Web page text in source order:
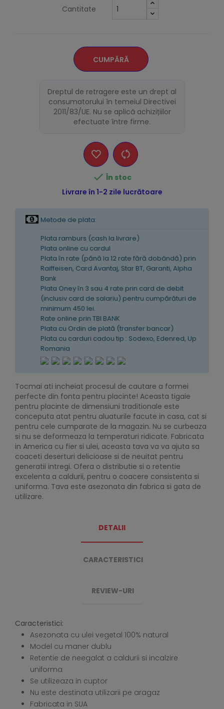
Cantitate
CUMPĂRĂ
Dreptul de retragere este un drept al
consumatorului în temeiul Directivei
2011/83/UE. Nu se aplică achizițiilor
efectuate între firme.
 În stoc
Livrare în 1-2 zile lucrătoare
Metode de plata:
Plata ramburs (cash la livrare)
Plata online cu cardul
Plata în rate (pănă la 12 rate fără dobândă) prin
Raiffeisen, Card Avantaj, Star BT, Garanti, Alpha
Bank
Plata Oney în 3 sau 4 rate prin card de debit
(inclusiv card de salariu) pentru cumpărături de
minimum 450 lei.
Rate online prin TBI BANK
Plata cu Ordin de plată (transfer bancar)
Plata cu carduri cadou tip : Sodexo, Edenred, Up
Romania
Tocmai ati incheiat procesul de cautare a formei
perfecte din fonta pentru placinte! Aceasta tigaie
pentru placinte de dimensiuni traditionale este
conceputa atat pentru aluaturile facute in casa, cat si
pentru cele cumparate de la magazin. Nu se curbeaza
si nu se deformeaza la temperaturi ridicate. Fabricata
in America cu fier si ulei, aceasta tava va va ajuta sa
coaceti deserturi delicioase si de neuitat pentru
generatii intregi. Ofera o distributie si o retentie
excelenta a caldurii, pentru o coacere consistenta si
uniforma. Tava este asezonata din fabrica si gata de
utilizare.
DETALII
CARACTERISTICI
REVIEW-URI
Caracteristici:
Asezonata cu ulei vegetal 100% natural
Model cu maner dublu
Retentie de neegalat a caldurii si incalzire
uniforma
Se utilizeaza in cuptor
Nu este destinata utilizarii pe aragaz
Fabricata in SUA